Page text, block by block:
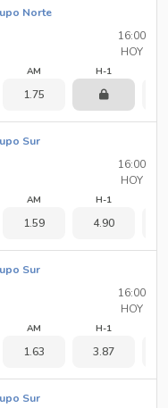
Norte
16:00
HOY
AM
1.75
H-1
Sur
16:00
HOY
AM
1.59
H-1
4.90
Sur
16:00
HOY
AM
1.63
H-1
3.87
Sur